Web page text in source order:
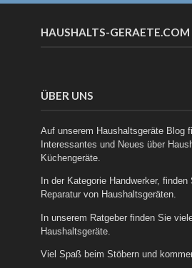
HAUSHALTS-GERAETE.COM
ÜBER UNS
Auf unserem Haushaltsgeräte Blog
Interessantes und Neues über
Küchengeräte.
In der Kategorie Handwerker, finden
Reparatur von Haushaltsgeräten.
In unserem Ratgeberfinden Sie
Haushaltsgeräte.
Viel Spaß beim Stöbern und